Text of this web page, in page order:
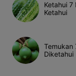
Ketahui 7
Ketahui
Temukan
Diketahui